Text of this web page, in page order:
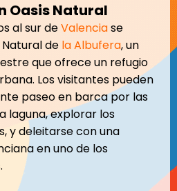
Oasis Natural
al sur deValenciase
de la Albufera, un
que ofrece un refugio
Los visitantes pueden
paseo en barca por las
laguna, explorar los
y deleitarse con una
en uno de los